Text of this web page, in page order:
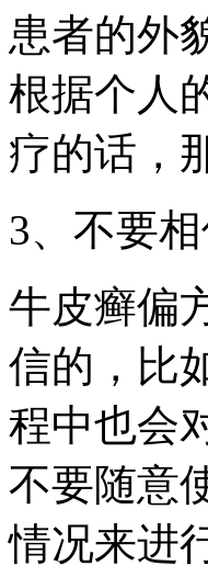
患者的外
根据个人
疗的话，
3、不要
牛皮癣偏
信的，比
程中也会
不要随意
情况来进